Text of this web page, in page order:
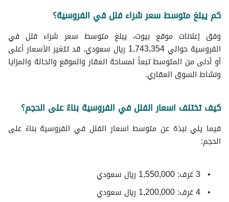
كم يبلغ متوسط سعر شراء فلل في الفروسية؟
وفق إعلانات موقع بيوت، يبلغ متوسط سعر شراء فلل في
الفروسية حوالي 1,743,354 ريال سعودي. قد تتغير الأسعار أعلى
أو أدنى من المتوسط تبعاً لمساحة العقار والموقع والحالة والمزايا
ونشاط السوق العقاري.
كيف تختلف اسعار الفلل في الفروسية بناءً على الحجم؟
فيما يلي نبذة عن متوسط ​​اسعار الفلل في الفروسية بناءً على
الحجم:
3 غرف: 1,550,000 ريال سعودي
4 غرف: 1,200,000 ريال سعودي